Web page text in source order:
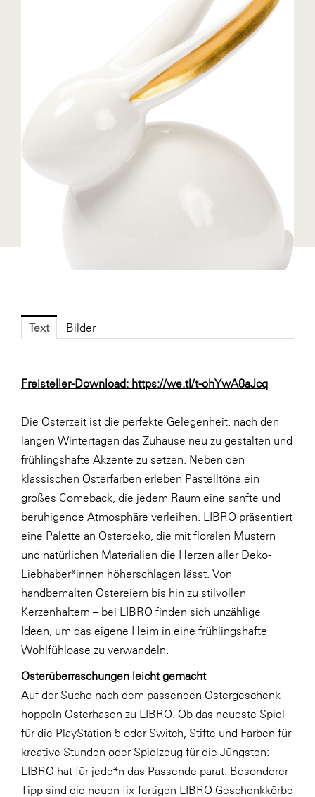
Designer Outlets Parndorf und Salzburg
FG UBIT Salzburg
foodaffairs
GBV - Verband gemeinnütziger
ikp
Johnson & Johnson
JELD-WEN DANA
kosaplaner
LAT Nitrogen
Libro
Lidl Österreich
MTH Retail Group
OMV
OptimaMed
PAGRO
PHH Rechtsanwält:innen
Primark
Salesforce
Text Bilder
Freisteller-Download: https://we.tl/t-ohYwA8aJcq
Die Osterzeit ist die perfekte Gelegenheit, nach den
langen Wintertagen das Zuhause neu zu gestalten und
frühlingshafte Akzente zu setzen. Neben den
klassischen Osterfarben erleben Pastelltöne ein
großes Comeback, die jedem Raum eine sanfte und
beruhigende Atmosphäre verleihen. LIBRO präsentiert
eine Palette an Osterdeko, die mit floralen Mustern
und natürlichen Materialien die Herzen aller Deko-
Liebhaber*innen höherschlagen lässt. Von
handbemalten Ostereiern bis hin zu stilvollen
Kerzenhaltern – bei LIBRO finden sich unzählige
Ideen, um das eigene Heim in eine frühlingshafte
Wohlfühloase zu verwandeln.
Osterüberraschungen leicht gemacht
Auf der Suche nach dem passenden Ostergeschenk
hoppeln Osterhasen zu LIBRO. Ob das neueste Spiel
für die PlayStation 5 oder Switch, Stifte und Farben für
kreative Stunden oder Spielzeug für die Jüngsten:
LIBRO hat für jede*n das Passende parat. Besonderer
Tipp sind die neuen fix-fertigen LIBRO Geschenkkörbe